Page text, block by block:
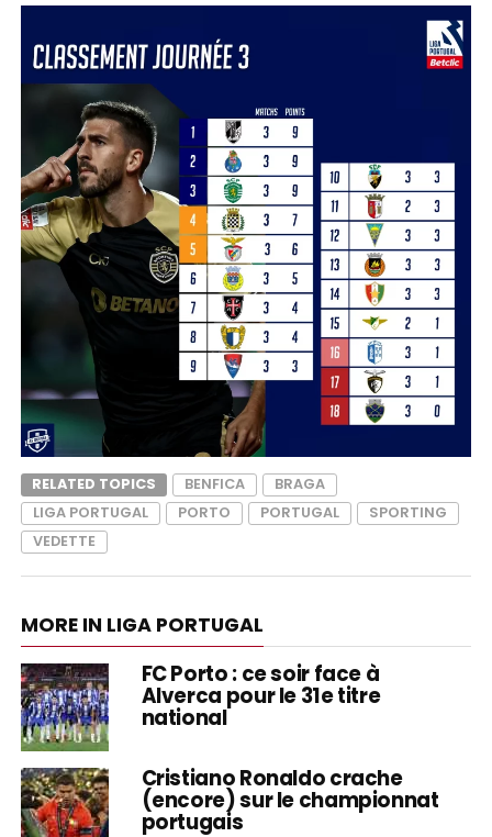
RELATED TOPICS BENFICA
BRAGA
LIGA PORTUGAL
PORTO PORTUGAL
SPORTING
VEDETTE
MORE IN LIGA PORTUGAL
FC Porto : ce soir face à
Alverca pour le 31e titre
national
Cristiano Ronaldo crache
(encore) sur le championnat
portugais